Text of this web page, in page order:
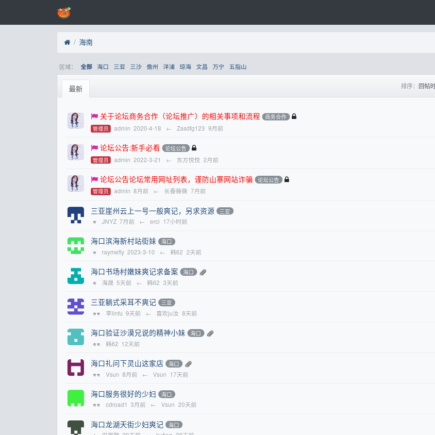
海南
区域： 全部 海口 三亚 三沙 儋州 洋浦 琼海 文昌 万宁 五指山
最新 排序： 回帖
关于论坛商务合作（论坛推广）的相关事项和流程 商务合作
管理员 admin 2020-4-18 ← Zasdfg123 9月前
论坛公告:新手必看 论坛公告
管理员 admin 2022-3-21 ← 东方悦悦 2月前
论坛公告论坛常用网址列表，谨防山寨网站诈骗 论坛公告
管理员 admin 8月前 ← 长春薇薇 7月前
三亚崖州云上一号一般爽记，另求资源 三亚
⭐ JNYZ 7月前 ← erci 17小时前
海口滨海新村站街妹 海口
⭐ raymefly 2023-3-10 ← 韩62 2天前
海口书场村嫩妹爽记求备案 海口
⭐ 海晟 5天前 ← 韩62 3天前
三亚躺式采耳不爽记 三亚
⭐⭐ 李linfu 9天前 ← 喜欢ju汝 8天前
海口验证沙漠兄说的精神小妹 海口
⭐⭐ 韩62 12天前
海口礼问下灵山这家店 海口
⭐⭐ Vsun 8月前 ← Vsun 17天前
海口服务很好的少妇 海口
⭐⭐ cdroad1 3月前 ← Vsun 20天前
海口龙湖天街少妇爽记 海口